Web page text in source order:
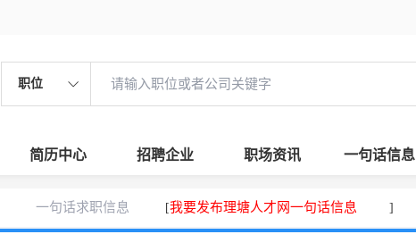
职位
简历中心 招聘企业 职场资讯 一句话信息
一句话求职信息 [我要发布理塘人才网一句话信息 ]